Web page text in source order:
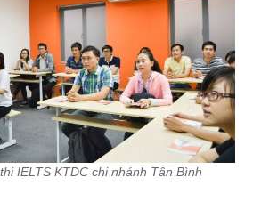
IELTS KTDC chi nhánh Tân Bình